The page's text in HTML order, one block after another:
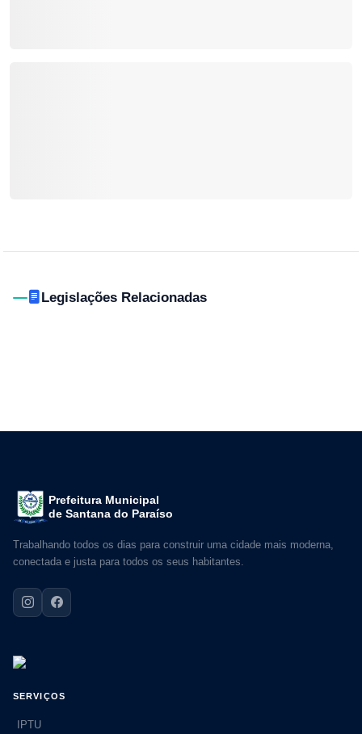
Legislações Relacionadas
Prefeitura Municipal
de Santana do Paraíso
Trabalhando todos os dias para construir uma cidade mais moderna,
conectada e justa para todos os seus habitantes.
SERVIÇOS
IPTU